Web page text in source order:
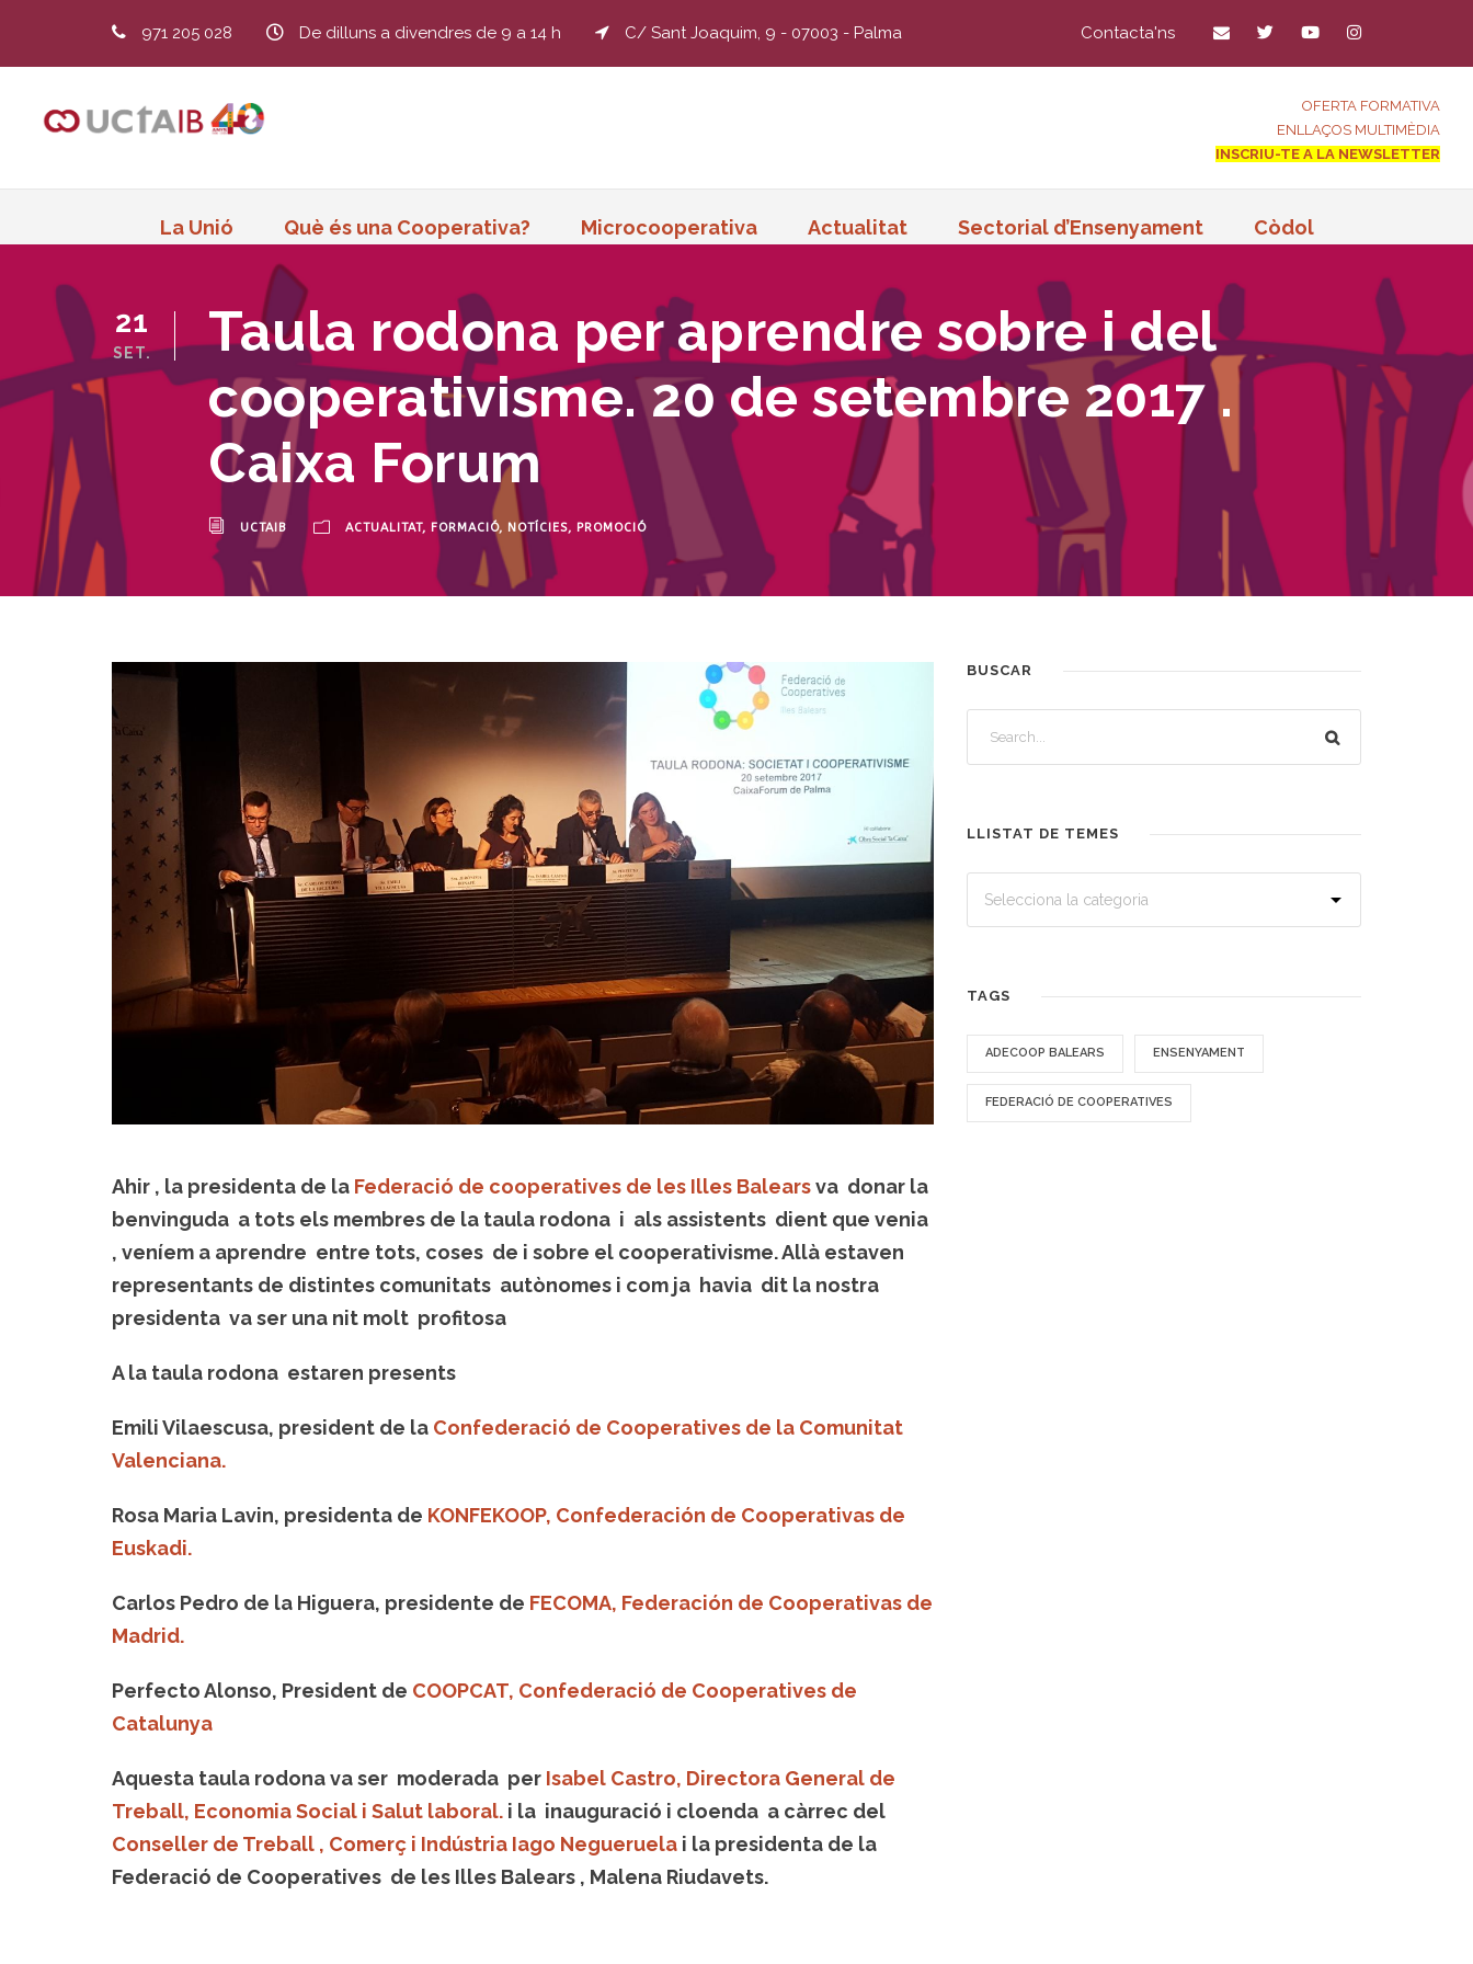
971 205 028 De dilluns a divendres de 9 a 14 h C/ Sant Joaquim, 9 - 07003 - Palma Contacta'ns
OFERTA FORMATIVA
ENLLAÇOS MULTIMÈDIA
INSCRIU-TE A LA NEWSLETTER
La Unió Què és una Cooperativa? Microcooperativa Actualitat Sectorial d’Ensenyament Còdol
21
SET.
Taula rodona per aprendre sobre i del
cooperativisme. 20 de setembre 2017 .
Caixa Forum
UCTAIB ACTUALITAT, FORMACIÓ, NOTÍCIES, PROMOCIÓ
Ahir , la presidenta de la Federació de cooperatives de les Illes Balearsva donar la
benvinguda a tots els membres de la taula rodona i als assistents dient que venia
, veníem a aprendre entre tots, coses de i sobre el cooperativisme. Allà estaven
representants de distintes comunitats autònomes i com ja havia dit la nostra
presidenta va ser una nit molt profitosa
A la taula rodona estaren presents
Emili Vilaescusa, president de la Confederació de Cooperatives de la Comunitat
Valenciana.
Rosa Maria Lavin, presidenta de KONFEKOOP, Confederación de Cooperativas de
Euskadi.
Carlos Pedro de la Higuera, presidente de FECOMA, Federación de Cooperativas de
Madrid.
Perfecto Alonso, President de COOPCAT, Confederació de Cooperatives de
Catalunya
Aquesta taula rodona va ser moderada per Isabel Castro, Directora General de
Treball, Economia Social i Salut laboral. i la inauguració i cloenda a càrrec del
Conseller de Treball , Comerç i Indústria Iago Negueruela i la presidenta de la
Federació de Cooperatives de les Illes Balears , Malena Riudavets.
BUSCAR
LLISTAT DE TEMES
TAGS
ADECOOP BALEARS ENSENYAMENT
FEDERACIÓ DE COOPERATIVES